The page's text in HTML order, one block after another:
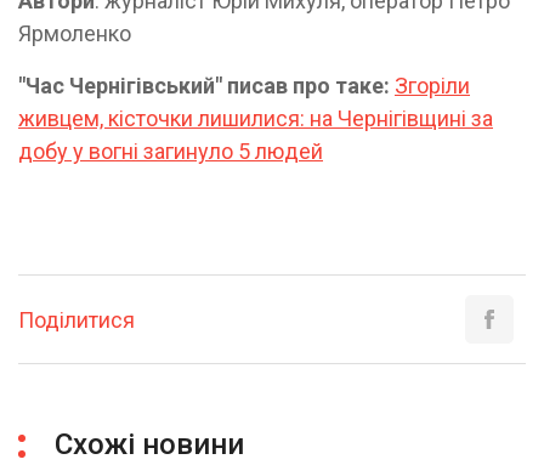
Ярмоленко
"Час Чернігівський" писав про таке: Згоріли
живцем, кісточки лишилися: на Чернігівщині за
добу у вогні загинуло 5 людей
Поділитися
Схожі новини